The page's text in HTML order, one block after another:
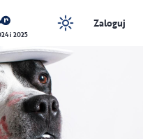
i 2025
Zaloguj